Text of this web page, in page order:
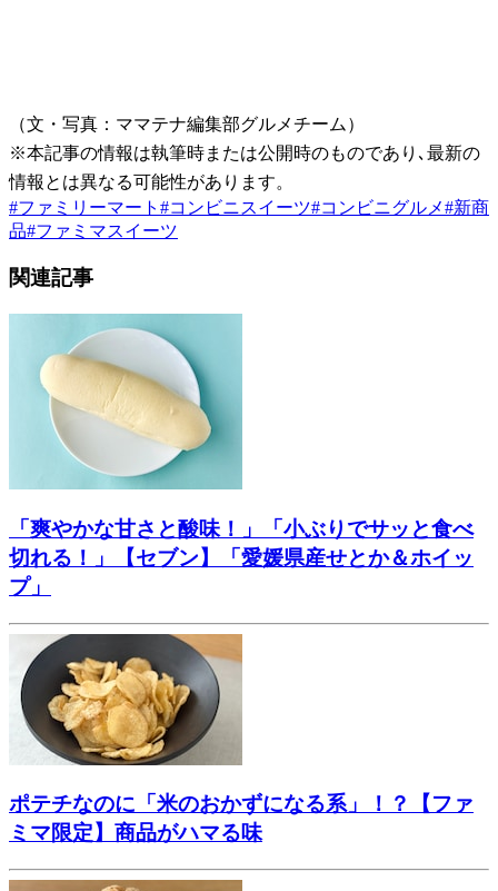
（文・写真：ママテナ編集部グルメチーム）
※本記事の情報は執筆時または公開時のものであり､最新の
情報とは異なる可能性があります。
#ファミリーマート #コンビニスイーツ#コンビニグルメ#新商
品#ファミマスイーツ
関連記事
「爽やかな甘さと酸味！」「小ぶりでサッと食べ
切れる！」【セブン】「愛媛県産せとか＆ホイッ
プ」
ポテチなのに「米のおかずになる系」！？【ファ
ミマ限定】商品がハマる味